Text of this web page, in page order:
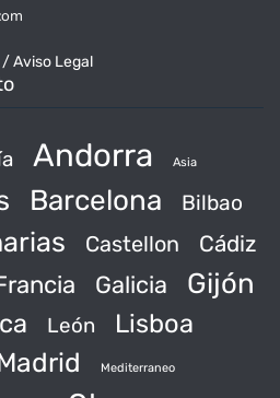
Aviso Legal
Andorra Asia
Barcelona Bilbao
Castellon Cádiz
Galicia Gijón
León Lisboa
Mediterraneo